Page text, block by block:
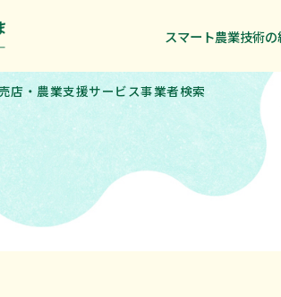
スマート農業技術
店・農業支援サービス事業者検索
スマート農業技術